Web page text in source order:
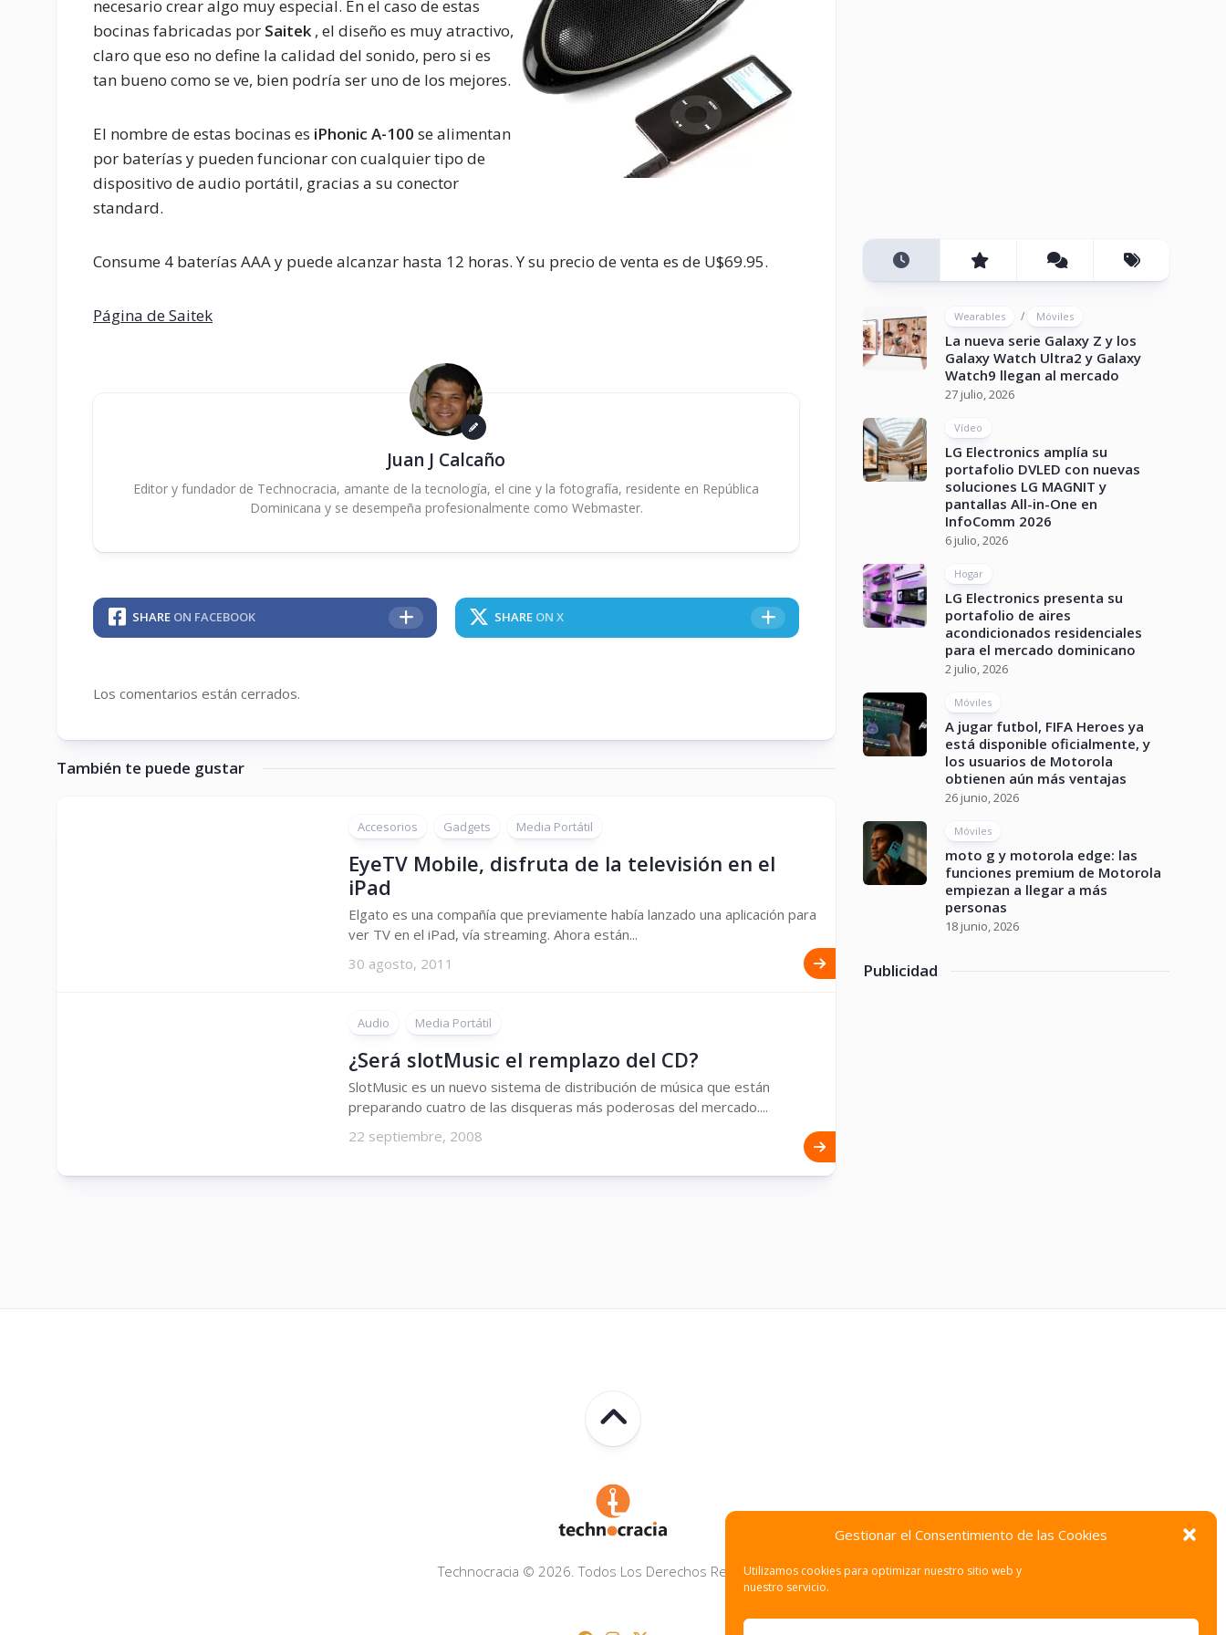
Gestionar el Consentimiento de las Cookies
Utilizamos cookies para optimizar nuestro sitio web y
nuestro servicio.
necesario crear algo muy especial. En el caso de estas
bocinas fabricadas por Saitek , el diseño es muy atractivo,
claro que eso no define la calidad del sonido, pero si es
tan bueno como se ve, bien podría ser uno de los mejores.
El nombre de estas bocinas es iPhonic A-100 se alimentan
por baterías y pueden funcionar con cualquier tipo de
dispositivo de audio portátil, gracias a su conector
standard.
Consume 4 baterías AAA y puede alcanzar hasta 12 horas. Y su precio de venta es de U$69.95.
Página de Saitek
Juan J Calcaño
Editor y fundador de Technocracia, amante de la tecnología, el cine y la fotografía, residente en República
Dominicana y se desempeña profesionalmente como Webmaster.
SHARE ON FACEBOOK SHARE ON X
Los comentarios están cerrados.
También te puede gustar
Accesorios Gadgets Media Portátil
EyeTV Mobile, disfruta de la televisión en el
iPad
Elgato es una compañía que previamente había lanzado una aplicación para
ver TV en el iPad, vía streaming. Ahora están...
30 agosto, 2011
Audio Media Portátil
¿Será slotMusic el remplazo del CD?
SlotMusic es un nuevo sistema de distribución de música que están
preparando cuatro de las disqueras más poderosas del mercado....
22 septiembre, 2008
Wearables / Móviles
La nueva serie Galaxy Z y los
Galaxy Watch Ultra2 y Galaxy
Watch9 llegan al mercado
27 julio, 2026
Vídeo
LG Electronics amplía su
portafolio DVLED con nuevas
soluciones LG MAGNIT y
pantallas All-in-One en
InfoComm 2026
6 julio, 2026
Hogar
LG Electronics presenta su
portafolio de aires
acondicionados residenciales
para el mercado dominicano
2 julio, 2026
Móviles
A jugar futbol, FIFA Heroes ya
está disponible oficialmente, y
los usuarios de Motorola
obtienen aún más ventajas
26 junio, 2026
Móviles
moto g y motorola edge: las
funciones premium de Motorola
empiezan a llegar a más
personas
18 junio, 2026
Publicidad
Technocracia © 2026. Todos Los Derechos Reservados.